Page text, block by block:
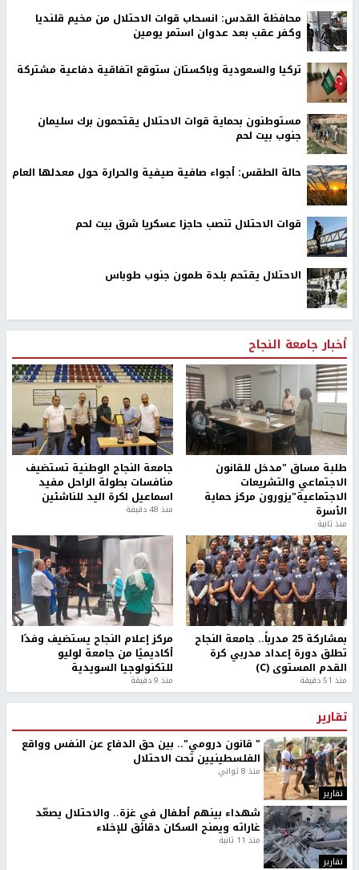
محافظة القدس: انسحاب قوات الاحتلال من مخيم قلنديا
وكفر عقب بعد عدوان استمر يومين
تركيا والسعودية وباكستان ستوقع اتفاقية دفاعية مشتركة
مستوطنون بحماية قوات الاحتلال يقتحمون برك سليمان
جنوب بيت لحم
حالة الطقس: أجواء صافية صيفية والحرارة حول معدلها العام
قوات الاحتلال تنصب حاجزا عسكريا شرق بيت لحم
الاحتلال يقتحم بلدة طمون جنوب طوباس
أخبار جامعة النجاح
طلبة مساق "مدخل للقانون
الاجتماعي والتشريعات
الاجتماعية"يزورون مركز حماية
الأسرة
منذ ثانية
جامعة النجاح الوطنية تستضيف
منافسات بطولة الراحل مفيد
اسماعيل لكرة اليد للناشئين
منذ 48 دقيقة
بمشاركة 25 مدرباً.. جامعة النجاح
تطلق دورة إعداد مدربي كرة
القدم المستوى (C)
منذ 51 دقيقة
مركز إعلام النجاح يستضيف وفدًا
أكاديميًا من جامعة لوليو
للتكنولوجيا السويدية
منذ 9 دقيقة
تقارير
تقارير
" قانون درومي".. بين حق الدفاع عن النفس وواقع
الفلسطينيين تحت الاحتلال
منذ 8 ثواني
تقارير
شهداء بينهم أطفال في غزة.. والاحتلال يصعّد
غاراته ويمنح السكان دقائق للإخلاء
منذ 11 ثانية